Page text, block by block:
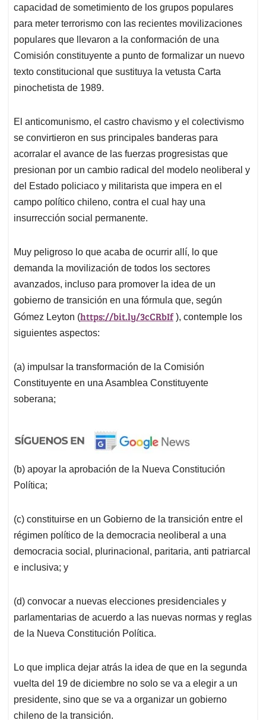
capacidad de sometimiento de los grupos populares
para meter terrorismo con las recientes movilizaciones
populares que llevaron a la conformación de una
Comisión constituyente a punto de formalizar un nuevo
texto constitucional que sustituya la vetusta Carta
pinochetista de 1989.
El anticomunismo, el castro chavismo y el colectivismo
se convirtieron en sus principales banderas para
acorralar el avance de las fuerzas progresistas que
presionan por un cambio radical del modelo neoliberal y
del Estado policiaco y militarista que impera en el
campo político chileno, contra el cual hay una
insurrección social permanente.
Muy peligroso lo que acaba de ocurrir allí, lo que
demanda la movilización de todos los sectores
avanzados, incluso para promover la idea de un
gobierno de transición en una fórmula que, según
Gómez Leyton (https://bit.ly/3cCRbIf), contemple los
siguientes aspectos:
(a) impulsar la transformación de la Comisión
Constituyente en una Asamblea Constituyente
soberana;
(b) apoyar la aprobación de la Nueva Constitución
Política;
(c) constituirse en un Gobierno de la transición entre el
régimen político de la democracia neoliberal a una
democracia social, plurinacional, paritaria, anti patriarcal
e inclusiva; y
(d) convocar a nuevas elecciones presidenciales y
parlamentarias de acuerdo a las nuevas normas y reglas
de la Nueva Constitución Política.
Lo que implica dejar atrás la idea de que en la segunda
vuelta del 19 de diciembre no solo se va a elegir a un
presidente, sino que se va a organizar un gobierno
chileno de la transición.